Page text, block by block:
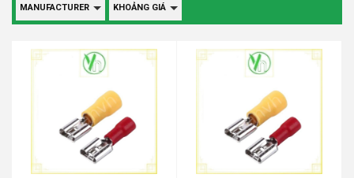
MANUFACTURER KHOẢNG GIÁ